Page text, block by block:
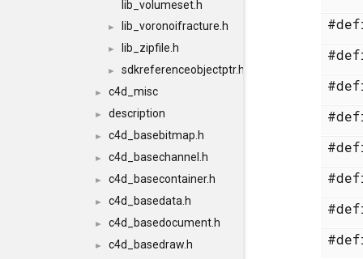
lib_volumeset.h
► lib_voronoifracture.h
► lib_zipfile.h
► sdkreferenceobjectptr.h
► c4d_misc
► description
► c4d_basebitmap.h
► c4d_basechannel.h
► c4d_basecontainer.h
► c4d_basedata.h
► c4d_basedocument.h
► c4d_basedraw.h